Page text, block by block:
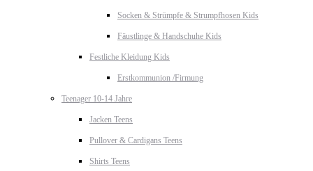
Socken & Strümpfe & Strumpfhosen Kids
Fäustlinge & Handschuhe Kids
Festliche Kleidung Kids
Erstkommunion /Firmung
Teenager 10-14 Jahre
Jacken Teens
Pullover & Cardigans Teens
Shirts Teens